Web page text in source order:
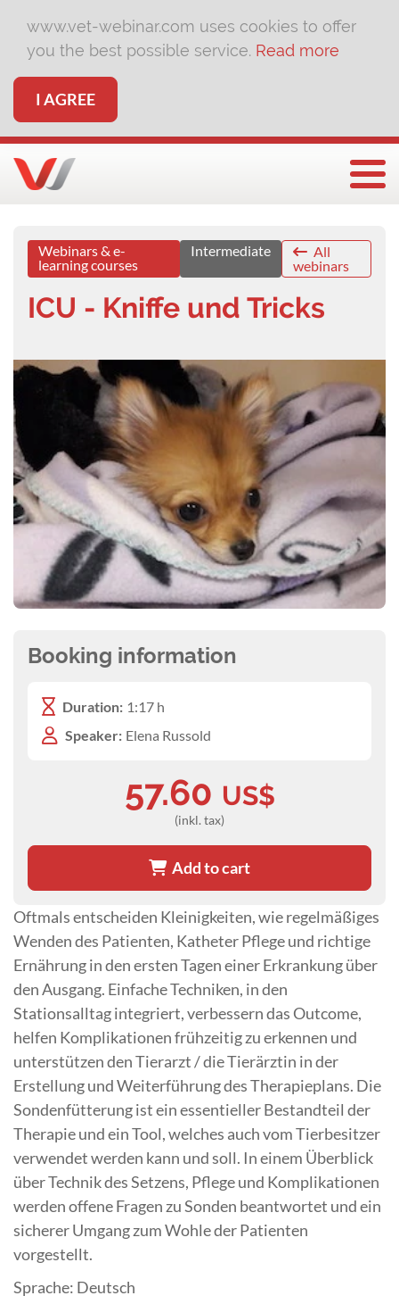
www.vet-webinar.com uses cookies to offer
you the best possible service. Read more
I AGREE
Webinars & e-
learning courses
Intermediate
All
webinars
ICU - Kniffe und Tricks
Oftmals entscheiden Kleinigkeiten, wie regelmäßiges
Wenden des Patienten, Katheter Pflege und richtige
Ernährung in den ersten Tagen einer Erkrankung über
den Ausgang. Einfache Techniken, in den
Stationsalltag integriert, verbessern das Outcome,
helfen Komplikationen frühzeitig zu erkennen und
unterstützen den Tierarzt / die Tierärztin in der
Erstellung und Weiterführung des Therapieplans. Die
Sondenfütterung ist ein essentieller Bestandteil der
Therapie und ein Tool, welches auch vom Tierbesitzer
verwendet werden kann und soll. In einem Überblick
über Technik des Setzens, Pflege und Komplikationen
werden offene Fragen zu Sonden beantwortet und ein
sicherer Umgang zum Wohle der Patienten
vorgestellt.
Sprache: Deutsch
Booking information
Duration: 1:17 h
Speaker: Elena Russold
57.60 US$
(inkl. tax)
Add to cart